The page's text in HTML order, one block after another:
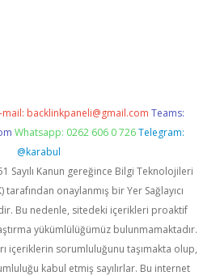
mail: backlinkpaneli@gmail.com Teams:
Whatsapp: 0262 606 0 726 Telegram:
@karabul
Sayılı Kanun gereğince Bilgi Teknolojileri
onaylanmış bir Yer Sağlayıcı
Bu nedenle, sitedeki içerikleri proaktif
yükümlülüğümüz bulunmamaktadır.
içeriklerin sorumluluğunu taşımakta olup,
kabul etmiş sayılırlar. Bu internet